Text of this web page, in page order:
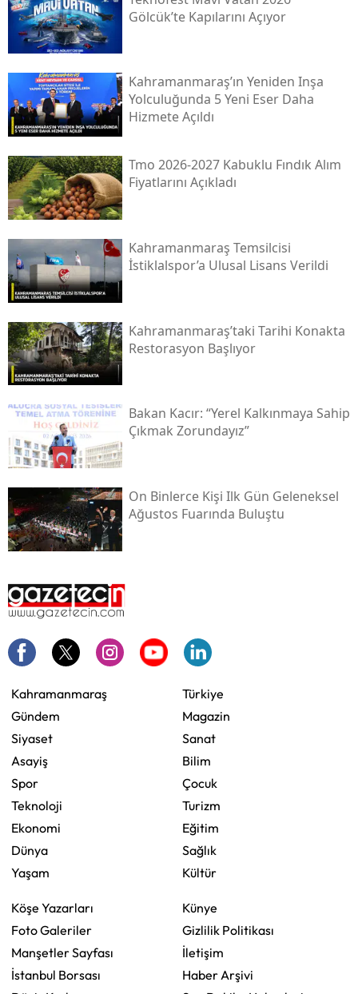
Gölcük’te Kapılarını Açıyor
Kahramanmaraş’ın Yeniden Inşa
Yolculuğunda 5 Yeni Eser Daha
Hizmete Açıldı
Tmo 2026-2027 Kabuklu Fındık Alım
Fiyatlarını Açıkladı
Kahramanmaraş Temsilcisi
İstiklalspor’a Ulusal Lisans Verildi
Kahramanmaraş’taki Tarihi Konakta
Restorasyon Başlıyor
Bakan Kacır: “yerel Kalkınmaya Sahip
Çıkmak Zorundayız”
On Binlerce Kişi Ilk Gün Geleneksel
Ağustos Fuarında Buluştu
Kahramanmaraş
Gündem
Siyaset
Asayiş
Spor
Teknoloji
Ekonomi
Dünya
Yaşam
Türkiye
Magazin
Sanat
Bilim
Çocuk
Turizm
Eğitim
Sağlık
Kültür
Köşe Yazarları
Foto Galeriler
Manşetler Sayfası
İstanbul Borsası
Künye
Gizlilik Politikası
İletişim
Haber Arşivi